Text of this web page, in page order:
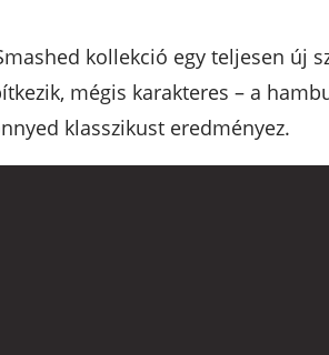
kollekció egy teljesen új
mégis karakteres – a
klasszikust eredményez.